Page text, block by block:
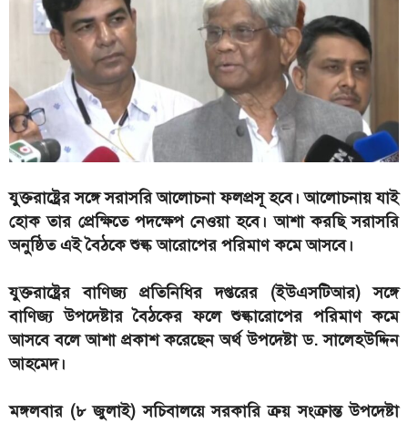
যুক্তরাষ্ট্রের সঙ্গে সরাসরি আলোচনা ফলপ্রসূ হবে। আলোচনায় যাই
হোক তার প্রেক্ষিতে পদক্ষেপ নেওয়া হবে। আশা করছি সরাসরি
অনুষ্ঠিত এই বৈঠকে শুল্ক আরোপের পরিমাণ কমে আসবে।
যুক্তরাষ্ট্রের বাণিজ্য প্রতিনিধির দপ্তরের (ইউএসটিআর) সঙ্গে
বাণিজ্য উপদেষ্টার বৈঠকের ফলে শুল্কারোপের পরিমাণ কমে
আসবে বলে আশা প্রকাশ করেছেন অর্থ উপদেষ্টা ড. সালেহউদ্দিন
আহমেদ।
মঙ্গলবার (৮ জুলাই) সচিবালয়ে সরকারি ক্রয় সংক্রান্ত উপদেষ্টা